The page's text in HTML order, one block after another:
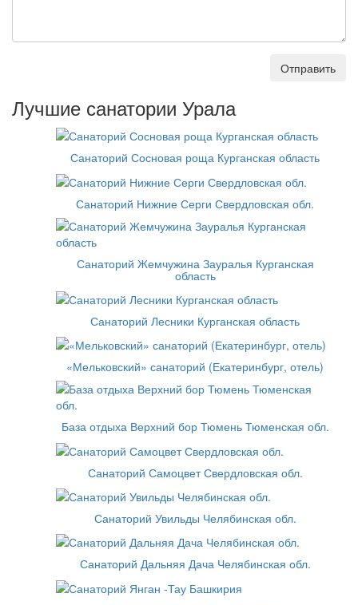
Отправить
Лучшие санатории Урала
Санаторий Сосновая роща Курганская область
Санаторий Нижние Серги Свердловская обл.
Санаторий Жемчужина Зауралья Курганская
область
Санаторий Лесники Курганская область
«Мельковский» санаторий (Екатеринбург, отель)
База отдыха Верхний бор Тюмень Тюменская обл.
Санаторий Самоцвет Свердловская обл.
Санаторий Увильды Челябинская обл.
Санаторий Дальняя Дача Челябинская обл.